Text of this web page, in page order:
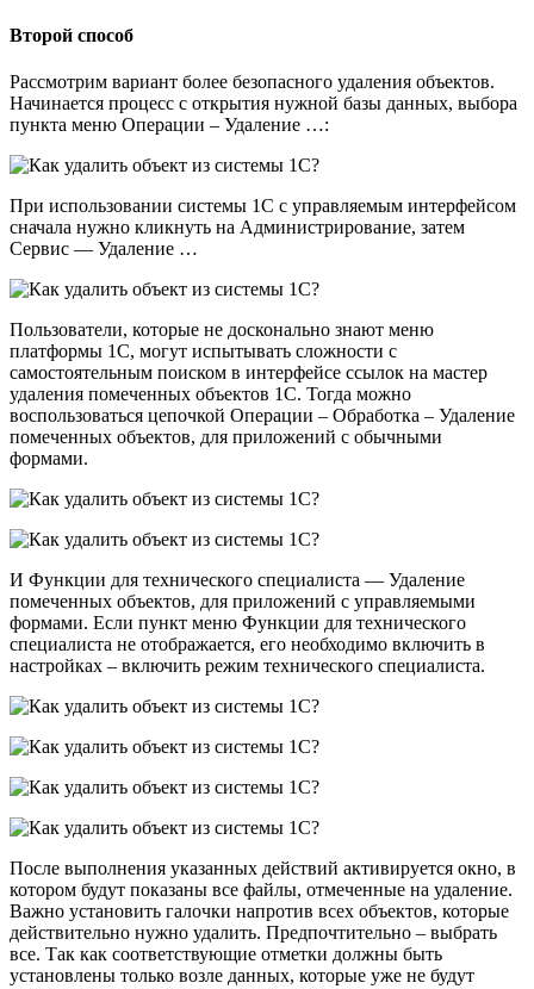
Второй способ
Рассмотрим вариант более безопасного удаления объектов.
Начинается процесс с открытия нужной базы данных, выбора
пункта меню Операции – Удаление …:
При использовании системы 1С с управляемым интерфейсом
сначала нужно кликнуть на Администрирование, затем
Сервис — Удаление …
Пользователи, которые не досконально знают меню
платформы 1С, могут испытывать сложности с
самостоятельным поиском в интерфейсе ссылок на мастер
удаления помеченных объектов 1С. Тогда можно
воспользоваться цепочкой Операции – Обработка – Удаление
помеченных объектов, для приложений с обычными
формами.
И Функции для технического специалиста — Удаление
помеченных объектов, для приложений с управляемыми
формами. Если пункт меню Функции для технического
специалиста не отображается, его необходимо включить в
настройках – включить режим технического специалиста.
После выполнения указанных действий активируется окно, в
котором будут показаны все файлы, отмеченные на удаление.
Важно установить галочки напротив всех объектов, которые
действительно нужно удалить. Предпочтительно – выбрать
все. Так как соответствующие отметки должны быть
установлены только возле данных, которые уже не будут